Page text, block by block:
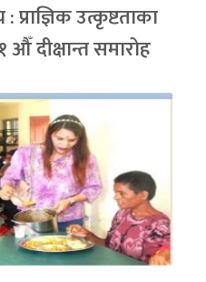
प्राज्ञिक उत्कृष्टताका
दीक्षान्त समारोह